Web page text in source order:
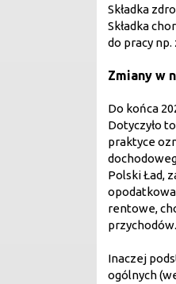
Składka
Składka
do pracy
Zmiany w
Do końca
Dotyczyło
praktyce
Polski Ład,
rentowe,
przychodów.
Inaczej
ogólnych